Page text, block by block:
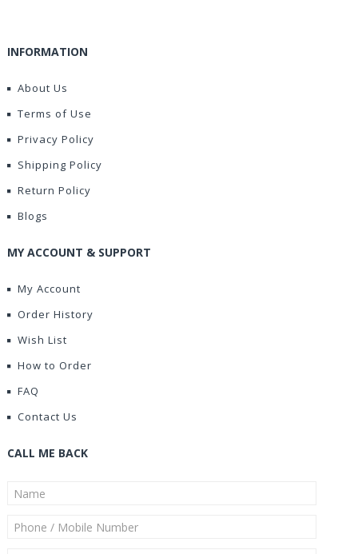
INFORMATION
About Us
Terms of Use
Privacy Policy
Shipping Policy
Return Policy
Blogs
MY ACCOUNT & SUPPORT
My Account
Order History
Wish List
How to Order
FAQ
Contact Us
CALL ME BACK